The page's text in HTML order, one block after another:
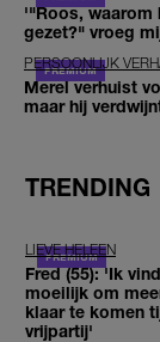
'"Roos, waarom
gezet?" vroeg
PERSOONLIJK
Merel verhuist
maar hij
TRENDING
LIEVE HELEEN
Fred (55): 'Ik
moeilijk om
klaar te komen
vrijpartij'